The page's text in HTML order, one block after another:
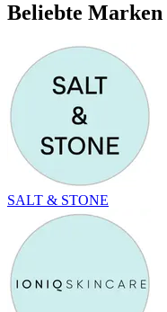
Beliebte Marken
SALT & STONE